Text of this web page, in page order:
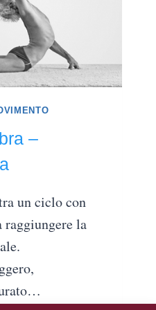
–
un ciclo con
la